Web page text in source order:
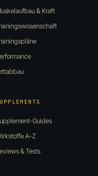
& Kraft
Guides
A-Z
& Tests